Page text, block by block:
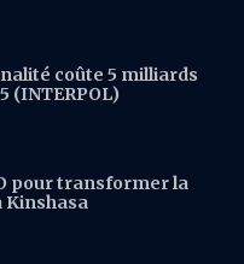
coûte 5 milliards
(INTERPOL)
pour transformer la
Kinshasa